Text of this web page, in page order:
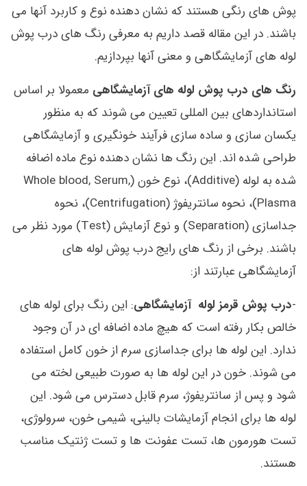
پوش های رنگی هستند که نشان دهنده نوع و کاربرد آنها می
باشند. در این مقاله قصد داریم به معرفی رنگ های درب پوش
لوله های آزمایشگاهی و معنی آنها بپردازیم.
رنگ های درب پوش لوله های آزمایشگاهی معمولا بر اساس
استانداردهای بین المللی تعیین می شوند که به منظور
یکسان سازی و ساده سازی فرآیند خونگیری و آزمایشگاهی
طراحی شده اند. این رنگ ها نشان دهنده نوع ماده اضافه
شده به لوله (Additive)، نوع خون (Whole blood, Serum,
Plasma)، نحوه سانتریفوژ (Centrifugation)، نحوه
جداسازی (Separation) و نوع آزمایش (Test) مورد نظر می
باشند. برخی از رنگ های رایج درب پوش لوله های
آزمایشگاهی عبارتند از:
-درب پوش قرمز لوله آزمایشگاهی: این رنگ برای لوله های
خالص بکار رفته است که هیچ ماده اضافه ای در آن وجود
ندارد. این لوله ها برای جداسازی سرم از خون کامل استفاده
می شوند. خون در این لوله ها به صورت طبیعی لخته می
شود و پس از سانتریفوژ، سرم قابل دسترس می شود. این
لوله ها برای انجام آزمایشات بالینی، شیمی خون، سرولوژی،
تست هورمون ها، تست عفونت ها و تست ژنتیک مناسب
هستند.